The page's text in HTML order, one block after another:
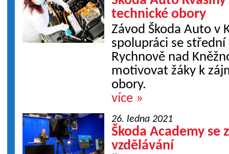
technické obory
Závod Škoda Auto v
spolupráci se
Rychnově nad
motivovat žáky k
obory.
více »
26. ledna 2021
Škoda Academy
vzdělávání